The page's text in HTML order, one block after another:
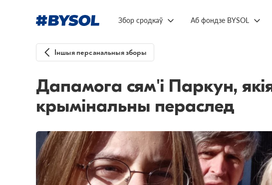
Збор сродкаў Аб фондзе BYSOL
Іншыя персанальныя зборы
Дапамога сям'і Паркун,
крымінальны пераслед